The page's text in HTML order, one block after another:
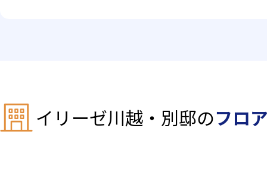
イリーゼ川越・別邸のフロ